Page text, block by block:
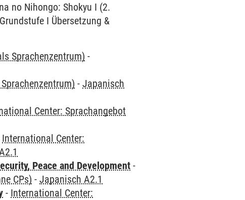
no Nihongo: Shokyu I (2.
I Übersetzung &
Sprachenzentrum) -
-Japanisch
Center: Sprachangebot
International Center:
Peace and Development -
CPs) -Japanisch A2.1
- International Center: